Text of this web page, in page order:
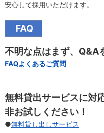
安心して採用いただけます。
FAQ
不明な点はまず、Q&A
FAQよくあるご質問
無料貸出サービスに対
非お試しください！
●無料貸し出しサービス